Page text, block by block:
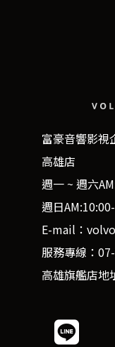
富豪音響影視
高雄店
週一 ~ 週六
週日
E-mail：
服務專線：
高雄旗艦店地